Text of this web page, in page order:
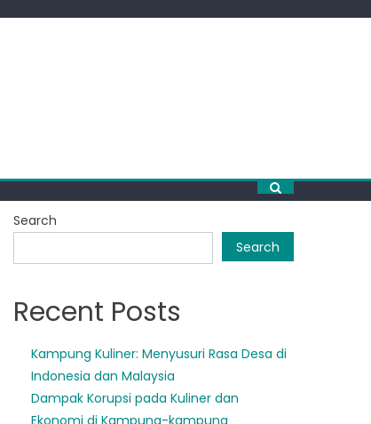
Search
Search
Recent Posts
Kampung Kuliner: Menyusuri Rasa Desa di
Indonesia dan Malaysia
Dampak Korupsi pada Kuliner dan
Ekonomi di Kampung-kampung